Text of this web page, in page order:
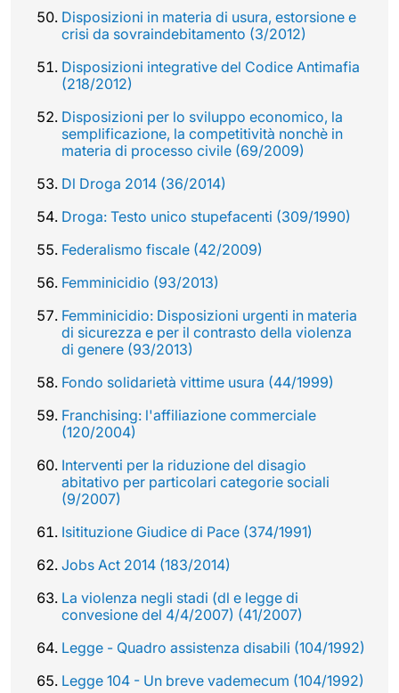
Disposizioni in materia di usura, estorsione e
crisi da sovraindebitamento (3/2012)
Disposizioni integrative del Codice Antimafia
(218/2012)
Disposizioni per lo sviluppo economico, la
semplificazione, la competitività nonchè in
materia di processo civile (69/2009)
Dl Droga 2014 (36/2014)
Droga: Testo unico stupefacenti (309/1990)
Federalismo fiscale (42/2009)
Femminicidio (93/2013)
Femminicidio: Disposizioni urgenti in materia
di sicurezza e per il contrasto della violenza
di genere (93/2013)
Fondo solidarietà vittime usura (44/1999)
Franchising: l'affiliazione commerciale
(120/2004)
Interventi per la riduzione del disagio
abitativo per particolari categorie sociali
(9/2007)
Isitituzione Giudice di Pace (374/1991)
Jobs Act 2014 (183/2014)
La violenza negli stadi (dl e legge di
convesione del 4/4/2007) (41/2007)
Legge - Quadro assistenza disabili (104/1992)
Legge 104 - Un breve vademecum (104/1992)